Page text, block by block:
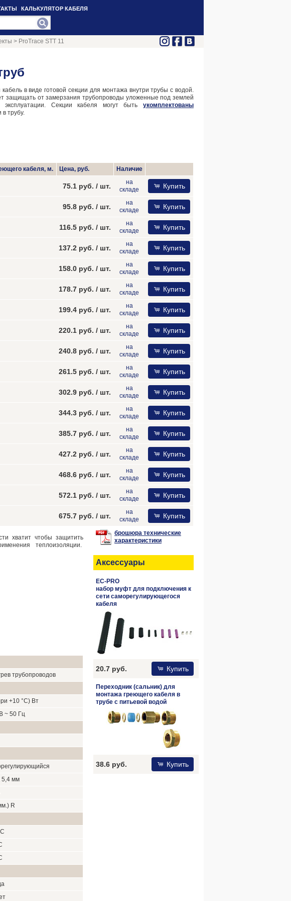
КАЛЬКУЛЯТОР КАБЕЛЯ
> ProTrace STT 11
в виде готовой секции для монтажа внутри трубы с водой.
защищать от замерзания трубопроводы уложенные под землей
Секции кабеля могут быть укомплектованы
в трубу.
кабеля, м. Цена, руб. Наличие
75.1 руб. / шт.
на
складе
Купить
95.8 руб. / шт.
на
складе
Купить
116.5 руб. / шт.
на
складе
Купить
137.2 руб. / шт.
на
складе
Купить
158.0 руб. / шт.
на
складе
Купить
178.7 руб. / шт.
на
складе
Купить
199.4 руб. / шт.
на
складе
Купить
220.1 руб. / шт.
на
складе
Купить
240.8 руб. / шт.
на
складе
Купить
261.5 руб. / шт.
на
складе
Купить
302.9 руб. / шт.
на
складе
Купить
344.3 руб. / шт.
на
складе
Купить
385.7 руб. / шт.
на
складе
Купить
427.2 руб. / шт.
на
складе
Купить
468.6 руб. / шт.
на
складе
Купить
572.1 руб. / шт.
на
складе
Купить
675.7 руб. / шт.
на
складе
Купить
хватит чтобы защитить
теплоизоляции.
трубопроводов
+10 °C) Вт
~ 50 Гц
5,4 мм
R
брошюра технические
характеристики
Аксессуары
EC-PRO
набор муфт для подключения к
сети саморегулирующегося
кабеля
20.7 руб. Купить
Переходник (сальник) для
монтажа греющего кабеля в
трубе с питьевой водой
38.6 руб. Купить